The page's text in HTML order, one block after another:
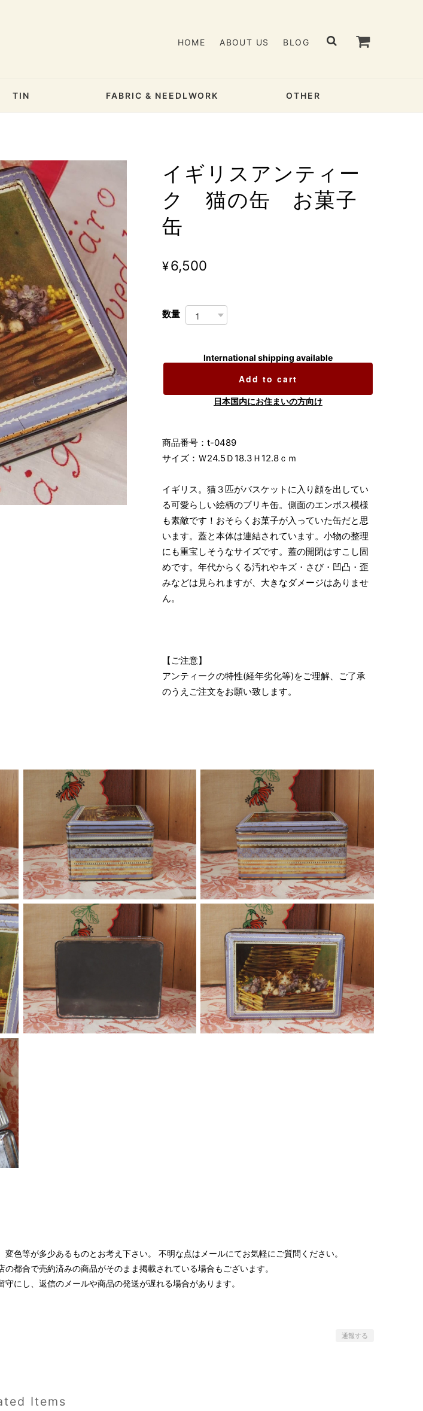
HOME ABOUT US BLOG
TIN FABRIC & NEEDLWORK OTHER
イギリスアンティー
ク 猫の缶 お菓子
缶
¥6,500
数量
International shipping available
Add to cart
日本国内にお住まいの方向け
商品番号：t-0489
サイズ：Ｗ24.5Ｄ18.3Ｈ12.8ｃｍ
イギリス。猫３匹がバスケットに入り顔を出してい
る可愛らしい絵柄のブリキ缶。側面のエンボス模様
も素敵です！おそらくお菓子が入っていた缶だと思
います。蓋と本体は連結されています。小物の整理
にも重宝しそうなサイズです。蓋の開閉はすこし固
めです。年代からくる汚れやキズ・さび・凹凸・歪
みなどは見られますが、大きなダメージはありませ
ん。
【ご注意】
アンティークの特性(経年劣化等)をご理解、ご了承
のうえご注文をお願い致します。
色等が多少あるものとお考え下さい。 不明な点はメールにてお気軽にご質問ください。
都合で売約済みの商品がそのまま掲載されている場合もございます。
にし、返信のメールや商品の発送が遅れる場合があります。
通報する
Items